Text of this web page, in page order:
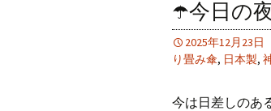
☂️今日の
2025年12月23日
り畳み傘, 日本製,
今は日差しのあ